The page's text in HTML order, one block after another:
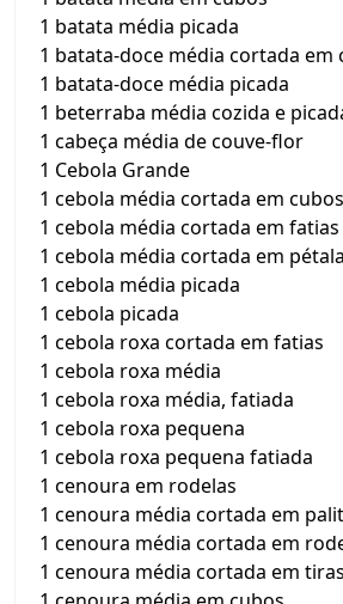
1 batata média picada
1 batata-doce média cortada em
1 batata-doce média picada
1 beterraba média cozida e
1 cabeça média de couve-flor
1 Cebola Grande
1 cebola média cortada em cubos
1 cebola média cortada em fatias
1 cebola média cortada em
1 cebola média picada
1 cebola picada
1 cebola roxa cortada em fatias
1 cebola roxa média
1 cebola roxa média, fatiada
1 cebola roxa pequena
1 cebola roxa pequena fatiada
1 cenoura em rodelas
1 cenoura média cortada em
1 cenoura média cortada em
1 cenoura média cortada em tiras